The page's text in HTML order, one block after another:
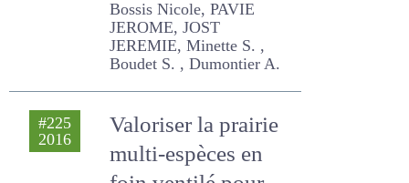
Bossis Nicole, PAVIE
JEROME, JOST JEREMIE,
Minette S. , Boudet S. ,
Dumontier A.
#225
2016
Valoriser la prairie
multi-espèces en